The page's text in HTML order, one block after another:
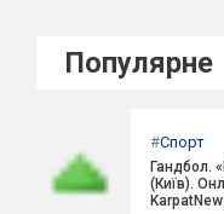
Популярне
#Спорт
Гандбол.
(Київ).